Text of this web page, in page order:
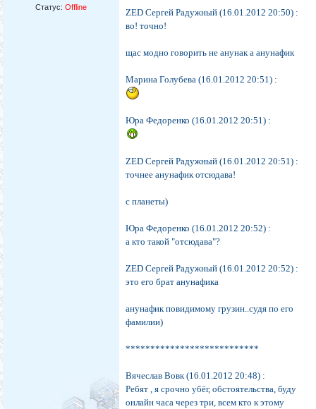
Статус:Offline
ZED Сергей Радужный (16.01.2012 20:50) :
во! точно!
щас модно говорить не анунак а анунафик
Марина Голубева (16.01.2012 20:51) :
Юра Федоренко (16.01.2012 20:51) :
ZED Сергей Радужный (16.01.2012 20:51) :
точнее анунафик отсюдава!
с планеты)
Юра Федоренко (16.01.2012 20:52) :
а кто такой "отсюдава"?
ZED Сергей Радужный (16.01.2012 20:52) :
это его брат анунафика
анунафик повидимому грузин..судя по его
фамилии)
***************************
Вячеслав Вовк (16.01.2012 20:48) :
Ребят , я срочно убёг, обстоятельства, буду
онлайн часа через три, всем кто к этому